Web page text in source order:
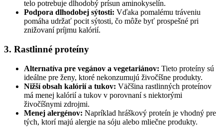
telo potrebuje dlhodobý prísun aminokyselín.
Podpora dlhodobej sýtosti: Vďaka pomalému tráveniu
pomáha udržať pocit sýtosti, čo môže byť prospešné pri
znižovaní príjmu kalórií.
3. Rastlinné proteíny
Alternatíva pre vegánov a vegetariánov: Tieto proteíny sú
ideálne pre ženy, ktoré nekonzumujú živočíšne produkty.
Nižší obsah kalórií a tukov: Väčšina rastlinných proteínov
má menej kalórií a tukov v porovnaní s niektorými
živočíšnymi zdrojmi.
Menej alergénov: Napríklad hráškový proteín je vhodný pre
tých, ktorí majú alergie na sóju alebo mliečne produkty.